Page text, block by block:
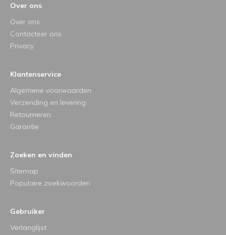
Over ons
Over ons
Contacteer ons
Privacy
Klantenservice
Algemene voorwaarden
Verzending en levering
Retourneren
Garantie
Zoeken en vinden
Sitemap
Populaire zoekwoorden
Gebruiker
Verlanglijst